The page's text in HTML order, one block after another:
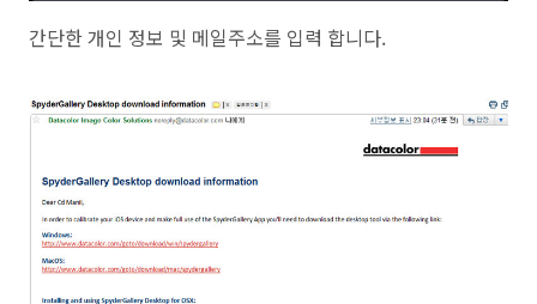
간단한 개인 정보 및 메일주소를 입력 합니다.